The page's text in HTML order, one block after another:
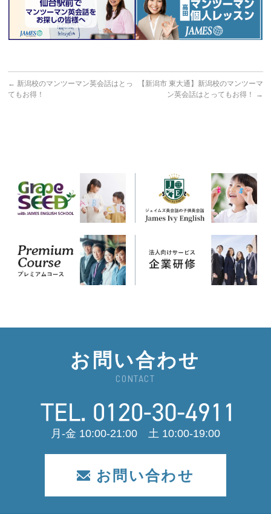
← 新潟校のマンツーマン英会話はとっ
てもお得！
【新潟市 東大通】新潟校のマンツーマ
ン英会話はとってもお得！
→
お問い合わせ
CONTACT
月-金 10:00-21:00 土 10:00-19:00
お問い合わせ